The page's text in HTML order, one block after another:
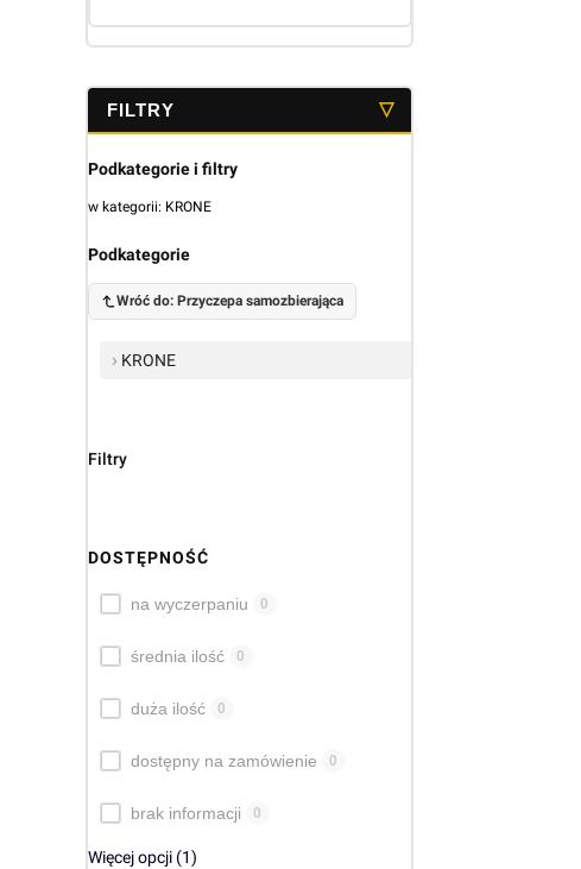
Koniec menu
Podkategorie i filtry
w kategorii: KRONE
Podkategorie
Wróć do: Przyczepa samozbierająca
KRONE
Filtry
DOSTĘPNOŚĆ
Dostępnośćna wyczerpaniu 0
średnia ilość 0
duża ilość 0
dostępny na zamówienie 0
brak informacji 0
Więcej opcji (1)